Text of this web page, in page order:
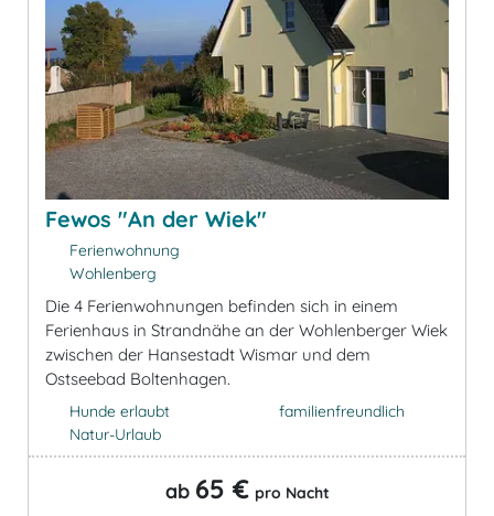
Fewos "An der Wiek"
Ferienwohnung
Wohlenberg
Die 4 Ferienwohnungen befinden sich in einem
Ferienhaus in Strandnähe an der Wohlenberger Wiek
zwischen der Hansestadt Wismar und dem
Ostseebad Boltenhagen.
Hunde erlaubt
Natur-Urlaub
familienfreundlich
ab 65 € pro Nacht